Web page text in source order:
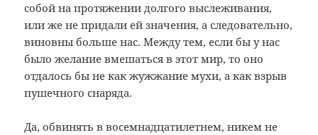
собой на протяжении долгого выслеживания,
или же не придали ей значения, а следовательно,
виновны больше нас. Между тем, если бы у нас
было желание вмешаться в этот мир, то оно
отдалось бы не как жужжание мухи, а как взрыв
пушечного снаряда.
Да, обвинять в восемнадцатилетнем, никем не